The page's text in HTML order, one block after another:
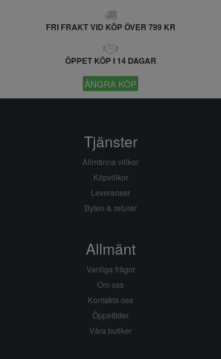
FRI FRAKT VID KÖP ÖVER 799 KR
ÖPPET KÖP I 14 DAGAR
ÅNGRA KÖP
Tjänster
Allmänna villkor
Köpvillkor
Leveranser
Byten & returer
Allmänt
Vanliga frågor
Om oss
Kontakta oss
Öppettider
Våra butiker